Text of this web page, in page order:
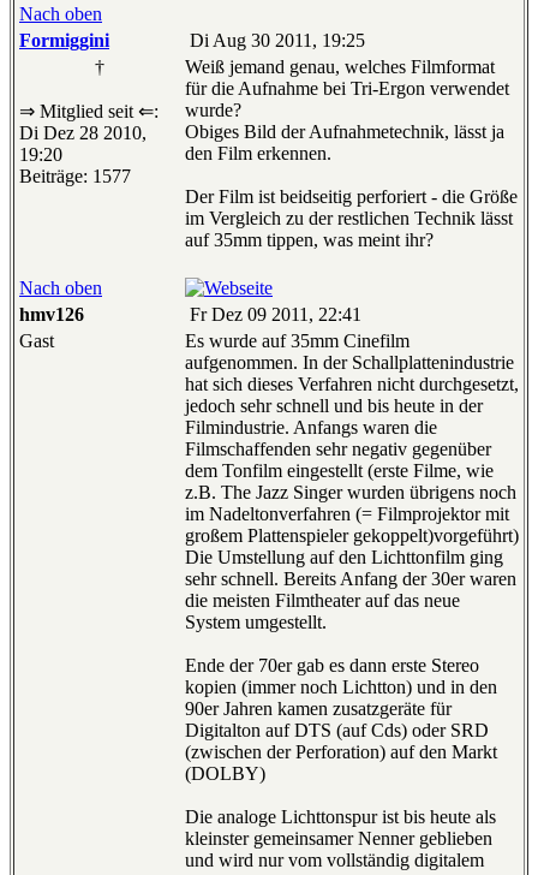
Nach oben
Formiggini
Di Aug 30 2011, 19:25
†
⇒ Mitglied seit ⇐:
Di Dez 28 2010,
19:20
Beiträge: 1577
Weiß jemand genau, welches Filmformat
für die Aufnahme bei Tri-Ergon verwendet
wurde?
Obiges Bild der Aufnahmetechnik, lässt ja
den Film erkennen.
Der Film ist beidseitig perforiert - die Größe
im Vergleich zu der restlichen Technik lässt
auf 35mm tippen, was meint ihr?
Nach oben
hmv126
Fr Dez 09 2011, 22:41
Gast
Es wurde auf 35mm Cinefilm
aufgenommen. In der Schallplattenindustrie
hat sich dieses Verfahren nicht durchgesetzt,
jedoch sehr schnell und bis heute in der
Filmindustrie. Anfangs waren die
Filmschaffenden sehr negativ gegenüber
dem Tonfilm eingestellt (erste Filme, wie
z.B. The Jazz Singer wurden übrigens noch
im Nadeltonverfahren (= Filmprojektor mit
großem Plattenspieler gekoppelt)vorgeführt)
Die Umstellung auf den Lichttonfilm ging
sehr schnell. Bereits Anfang der 30er waren
die meisten Filmtheater auf das neue
System umgestellt.
Ende der 70er gab es dann erste Stereo
kopien (immer noch Lichtton) und in den
90er Jahren kamen zusatzgeräte für
Digitalton auf DTS (auf Cds) oder SRD
(zwischen der Perforation) auf den Markt
(DOLBY)
Die analoge Lichttonspur ist bis heute als
kleinster gemeinsamer Nenner geblieben
und wird nur vom vollständig digitalem